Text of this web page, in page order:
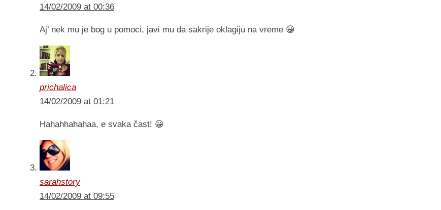
14/02/2009 at 00:36
Aj’ nek mu je bog u pomoci, javi mu da sakrije oklagiju na vreme 😀
prichalica
14/02/2009 at 01:21
Hahahhahahaa, e svaka čast! 😀
sarahstory
14/02/2009 at 09:55